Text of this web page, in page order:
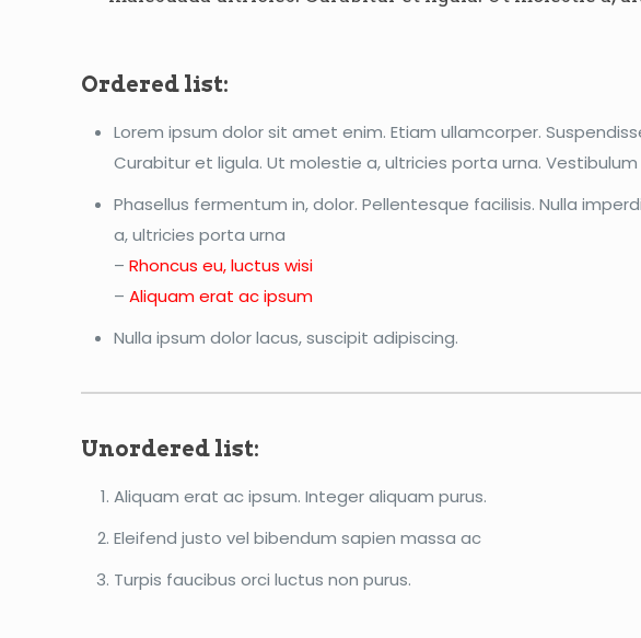
Ordered list:
Lorem ipsum dolor sit amet enim. Etiam ullamcorper.
Curabitur et ligula. Ut molestie a, ultricies porta urna.
Phasellus fermentum in, dolor. Pellentesque facilisis. Nulla
a, ultricies porta urna
–Rhoncus eu, luctus wisi
–Aliquam erat ac ipsum
Nulla ipsum dolor lacus, suscipit adipiscing.
Unordered list:
Aliquam erat ac ipsum. Integer aliquam purus.
Eleifend justo vel bibendum sapien massa ac
Turpis faucibus orci luctus non purus.